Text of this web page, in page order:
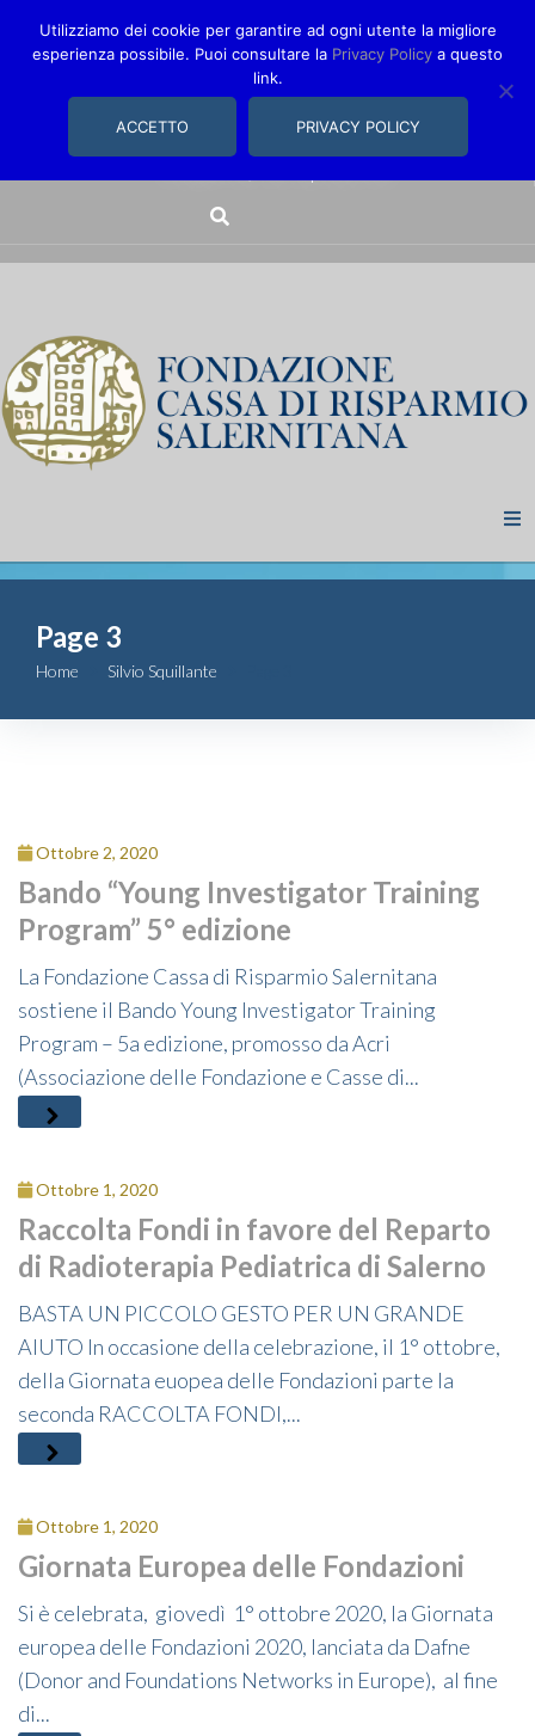
comunica@fondazionecarisal.it089 230611
Fondazione
Attività
Contributi
Complesso
San Michele
Page 3
Home Silvio Squillante
Ottobre 2, 2020
Bando “Young Investigator Training
Program” 5° edizione
La Fondazione Cassa di Risparmio Salernitana
sostiene il Bando Young Investigator Training
Program – 5a edizione, promosso da Acri
(Associazione delle Fondazione e Casse di...
Ottobre 1, 2020
Raccolta Fondi in favore del Reparto
di Radioterapia Pediatrica di Salerno
BASTA UN PICCOLO GESTO PER UN GRANDE
AIUTO In occasione della celebrazione, il 1° ottobre,
della Giornata euopea delle Fondazioni parte la
seconda RACCOLTA FONDI,...
Ottobre 1, 2020
Giornata Europea delle Fondazioni
Si è celebrata, giovedì 1° ottobre 2020, la Giornata
europea delle Fondazioni 2020, lanciata da Dafne
(Donor and Foundations Networks in Europe), al fine
di...
Utilizziamo dei cookie per garantire ad ogni utente la migliore
esperienza possibile. Puoi consultare la Privacy Policy a questo
link.
ACCETTO PRIVACY POLICY